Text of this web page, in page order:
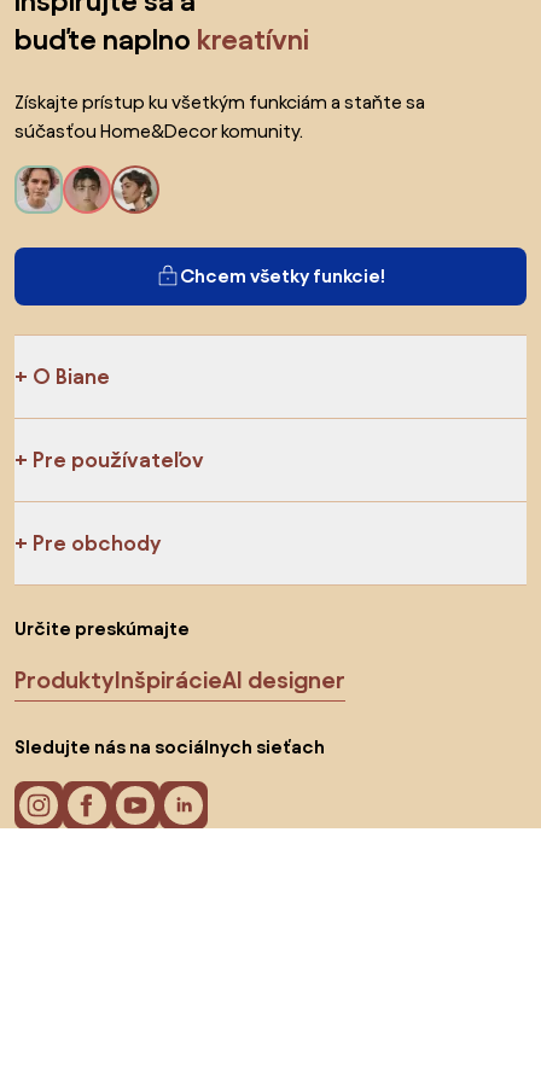
buďte naplno kreatívni
Získajte prístup ku všetkým funkciám a staňte sa
súčasťou Home&Decor komunity.
Chcem všetky funkcie!
O Biane
Pre používateľov
Pre obchody
Určite preskúmajte
ProduktyInšpirácieAI designer
Sledujte nás na sociálnych sieťach